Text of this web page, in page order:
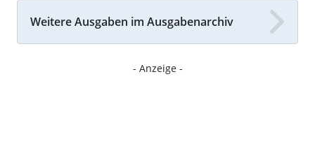
Weitere Ausgaben im Ausgabenarchiv
- Anzeige -